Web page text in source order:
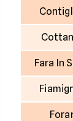
Fara In